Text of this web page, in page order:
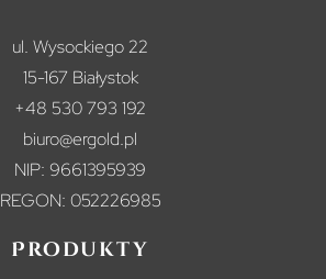
ul. Wysockiego 22
15-167 Białystok
+48 530 793 192
biuro@ergold.pl
NIP: 9661395939
REGON: 052226985
Produkty